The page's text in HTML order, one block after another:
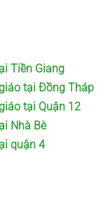
Tiền Giang
tại Đồng Tháp
tại Quận 12
Nhà Bè
quận 4